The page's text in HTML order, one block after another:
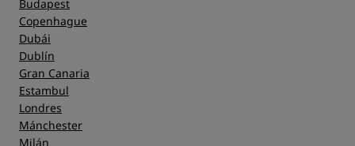
Budapest
Copenhague
Dubái
Dublín
Gran Canaria
Estambul
Londres
Mánchester
Milán